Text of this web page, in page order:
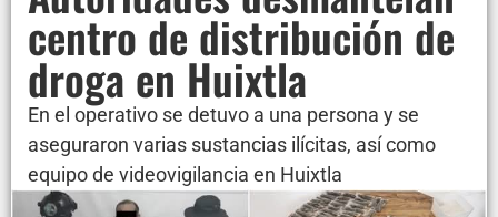
centro de distribución de
droga en Huixtla
En el operativo se detuvo a una persona y se
aseguraron varias sustancias ilícitas, así como
equipo de videovigilancia en Huixtla